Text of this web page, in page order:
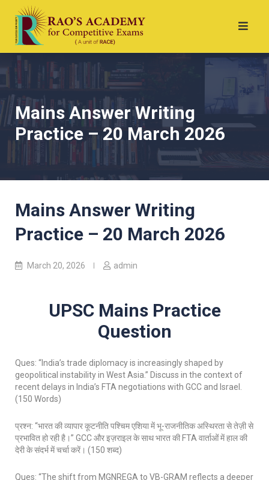
Mains Answer Writing
Practice – 20 March 2026
Mains Answer Writing
Practice – 20 March 2026
March 20, 2026 admin
UPSC Mains Practice
Question
Ques: “India’s trade diplomacy is increasingly shaped by
geopolitical instability in West Asia.” Discuss in the context of
recent delays in India’s FTA negotiations with GCC and Israel.
(150 Words)
प्रश्न: “भारत की व्यापार कूटनीति पश्चिम एशिया में भू-राजनीतिक अस्थिरता से तेज़ी से
प्रभावित हो रही है।” GCC और इज़राइल के साथ भारत की FTA वार्ताओं में हाल की
देरी के संदर्भ में चर्चा करें। (150 शब्द)
Ques: “The shift from MGNREGA to VB-GRAM reflects a deeper